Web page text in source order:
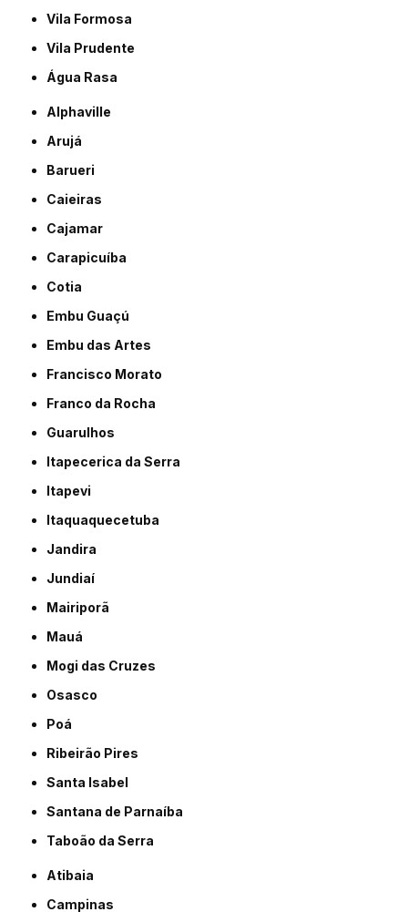
Vila Formosa
Vila Prudente
Água Rasa
Alphaville
Arujá
Barueri
Caieiras
Cajamar
Carapicuíba
Cotia
Embu Guaçú
Embu das Artes
Francisco Morato
Franco da Rocha
Guarulhos
Itapecerica da Serra
Itapevi
Itaquaquecetuba
Jandira
Jundiaí
Mairiporã
Mauá
Mogi das Cruzes
Osasco
Poá
Ribeirão Pires
Santa Isabel
Santana de Parnaíba
Taboão da Serra
Atibaia
Campinas